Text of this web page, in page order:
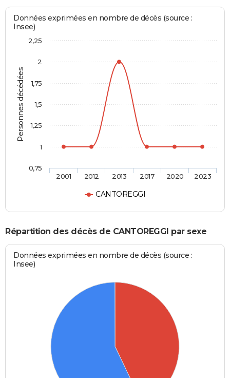
Personnes décédées
Données exprimées en nombre de décès (source :
Insee)
CANTOREGGI
2001 2012 2013 2017 2020 2023
0,75
1
1,25
1,5
1,75
2
2,25
Répartition des décès de CANTOREGGI par sexe
Données exprimées en nombre de décès (source :
Insee)